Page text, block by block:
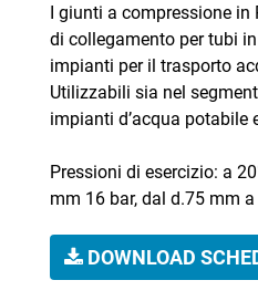
I giunti a compressione in
di collegamento per tubi
impianti per il trasporto
Utilizzabili sia nel
impianti d’acqua potabile
Pressioni di esercizio: a
mm 16 bar, dal d.75 mm
DOWNLOAD